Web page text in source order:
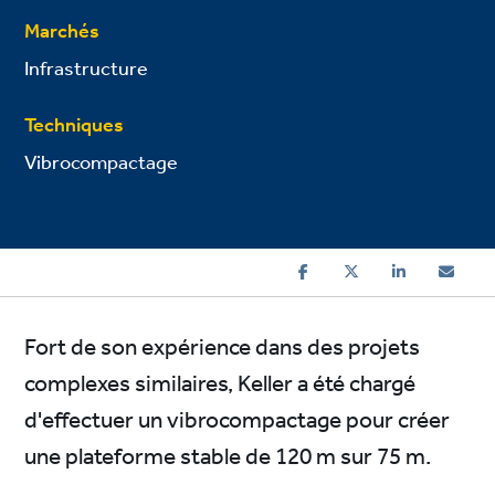
Marchés
Infrastructure
Techniques
Vibrocompactage
Fort de son expérience dans des projets
complexes similaires, Keller a été chargé
d'effectuer un vibrocompactage pour créer
une plateforme stable de 120 m sur 75 m.